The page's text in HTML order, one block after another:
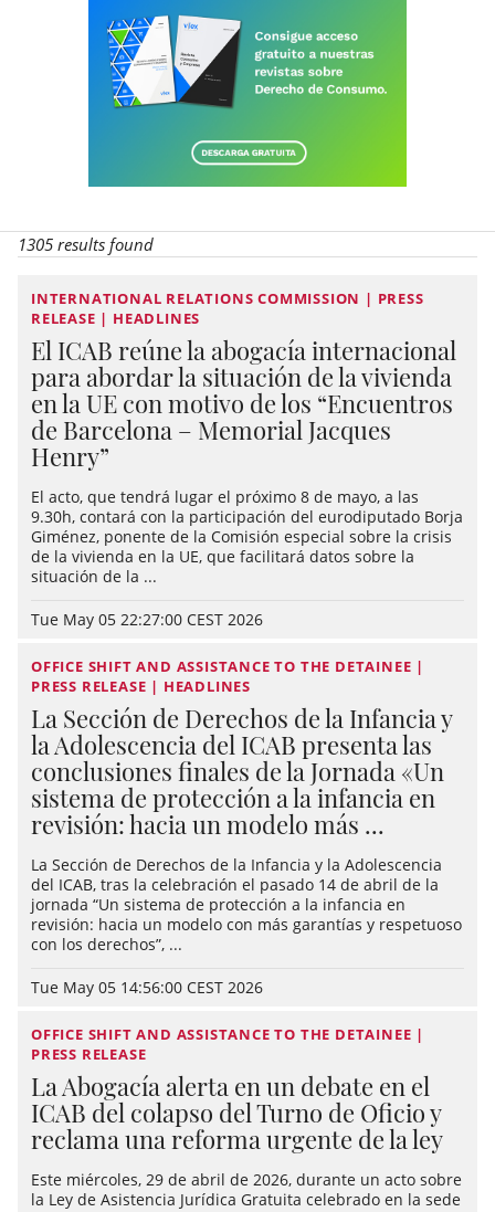
1305 results found
INTERNATIONAL RELATIONS COMMISSION | PRESS
RELEASE | HEADLINES
El ICAB reúne la abogacía internacional
para abordar la situación de la vivienda
en la UE con motivo de los “Encuentros
de Barcelona – Memorial Jacques
Henry”
El acto, que tendrá lugar el próximo 8 de mayo, a las
9.30h, contará con la participación del eurodiputado Borja
Giménez, ponente de la Comisión especial sobre la crisis
de la vivienda en la UE, que facilitará datos sobre la
situación de la ...
Tue May 05 22:27:00 CEST 2026
OFFICE SHIFT AND ASSISTANCE TO THE DETAINEE |
PRESS RELEASE | HEADLINES
La Sección de Derechos de la Infancia y
la Adolescencia del ICAB presenta las
conclusiones finales de la Jornada «Un
sistema de protección a la infancia en
revisión: hacia un modelo más ...
La Sección de Derechos de la Infancia y la Adolescencia
del ICAB, tras la celebración el pasado 14 de abril de la
jornada “Un sistema de protección a la infancia en
revisión: hacia un modelo con más garantías y respetuoso
con los derechos”, ...
Tue May 05 14:56:00 CEST 2026
OFFICE SHIFT AND ASSISTANCE TO THE DETAINEE |
PRESS RELEASE
La Abogacía alerta en un debate en el
ICAB del colapso del Turno de Oficio y
reclama una reforma urgente de la ley
Este miércoles, 29 de abril de 2026, durante un acto sobre
la Ley de Asistencia Jurídica Gratuita celebrado en la sede